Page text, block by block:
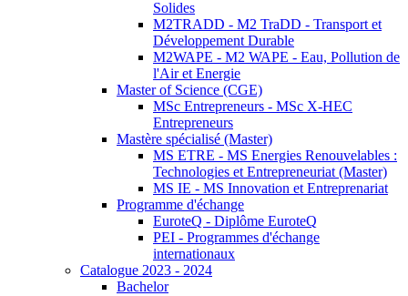
Solides
M2TRADD - M2 TraDD - Transport et
Développement Durable
M2WAPE - M2 WAPE - Eau, Pollution de
l'Air et Energie
Master of Science (CGE)
MSc Entrepreneurs - MSc X-HEC
Entrepreneurs
Mastère spécialisé (Master)
MS ETRE - MS Energies Renouvelables :
Technologies et Entrepreneuriat (Master)
MS IE - MS Innovation et Entreprenariat
Programme d'échange
EuroteQ - Diplôme EuroteQ
PEI - Programmes d'échange
internationaux
Catalogue 2023 - 2024
Bachelor